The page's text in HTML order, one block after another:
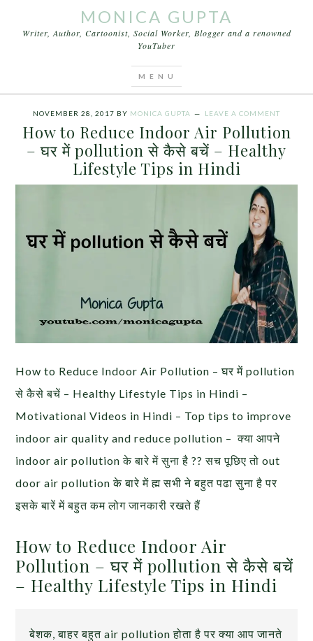
MONICA GUPTA
Writer, Author, Cartoonist, Social Worker, Blogger and a renowned
YouTuber
NOVEMBER 28, 2017 BY MONICA GUPTA LEAVE A COMMENT
How to Reduce Indoor Air Pollution
– घर में pollution से कैसे बचें – Healthy
Lifestyle Tips in Hindi
How to Reduce Indoor Air Pollution – घर में pollution
से कैसे बचें – Healthy Lifestyle Tips in Hindi –
Motivational Videos in Hindi – Top tips to improve
indoor air quality and reduce pollution – क्या आपने
indoor air pollution के बारे में सुना है ?? सच पूछिए तो out
door air pollution के बारे में ह्म सभी ने बहुत पढा सुना है पर
इसके बारें में बहुत कम लोग जानकारी रखते हैं
How to Reduce Indoor Air
Pollution – घर में pollution से कैसे बचें
– Healthy Lifestyle Tips in Hindi
बेशक, बाहर बहुत air pollution होता है पर क्या आप जानते